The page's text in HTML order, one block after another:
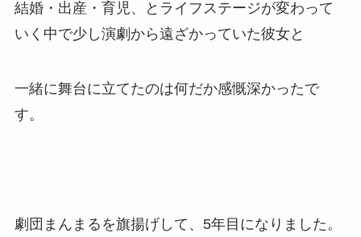
結婚・出産・育児、とライフステージが変わって
いく中で少し演劇から遠ざかっていた彼女と
一緒に舞台に立てたのは何だか感慨深かったで
す。
劇団まんまるを旗揚げして、5年目になりました。